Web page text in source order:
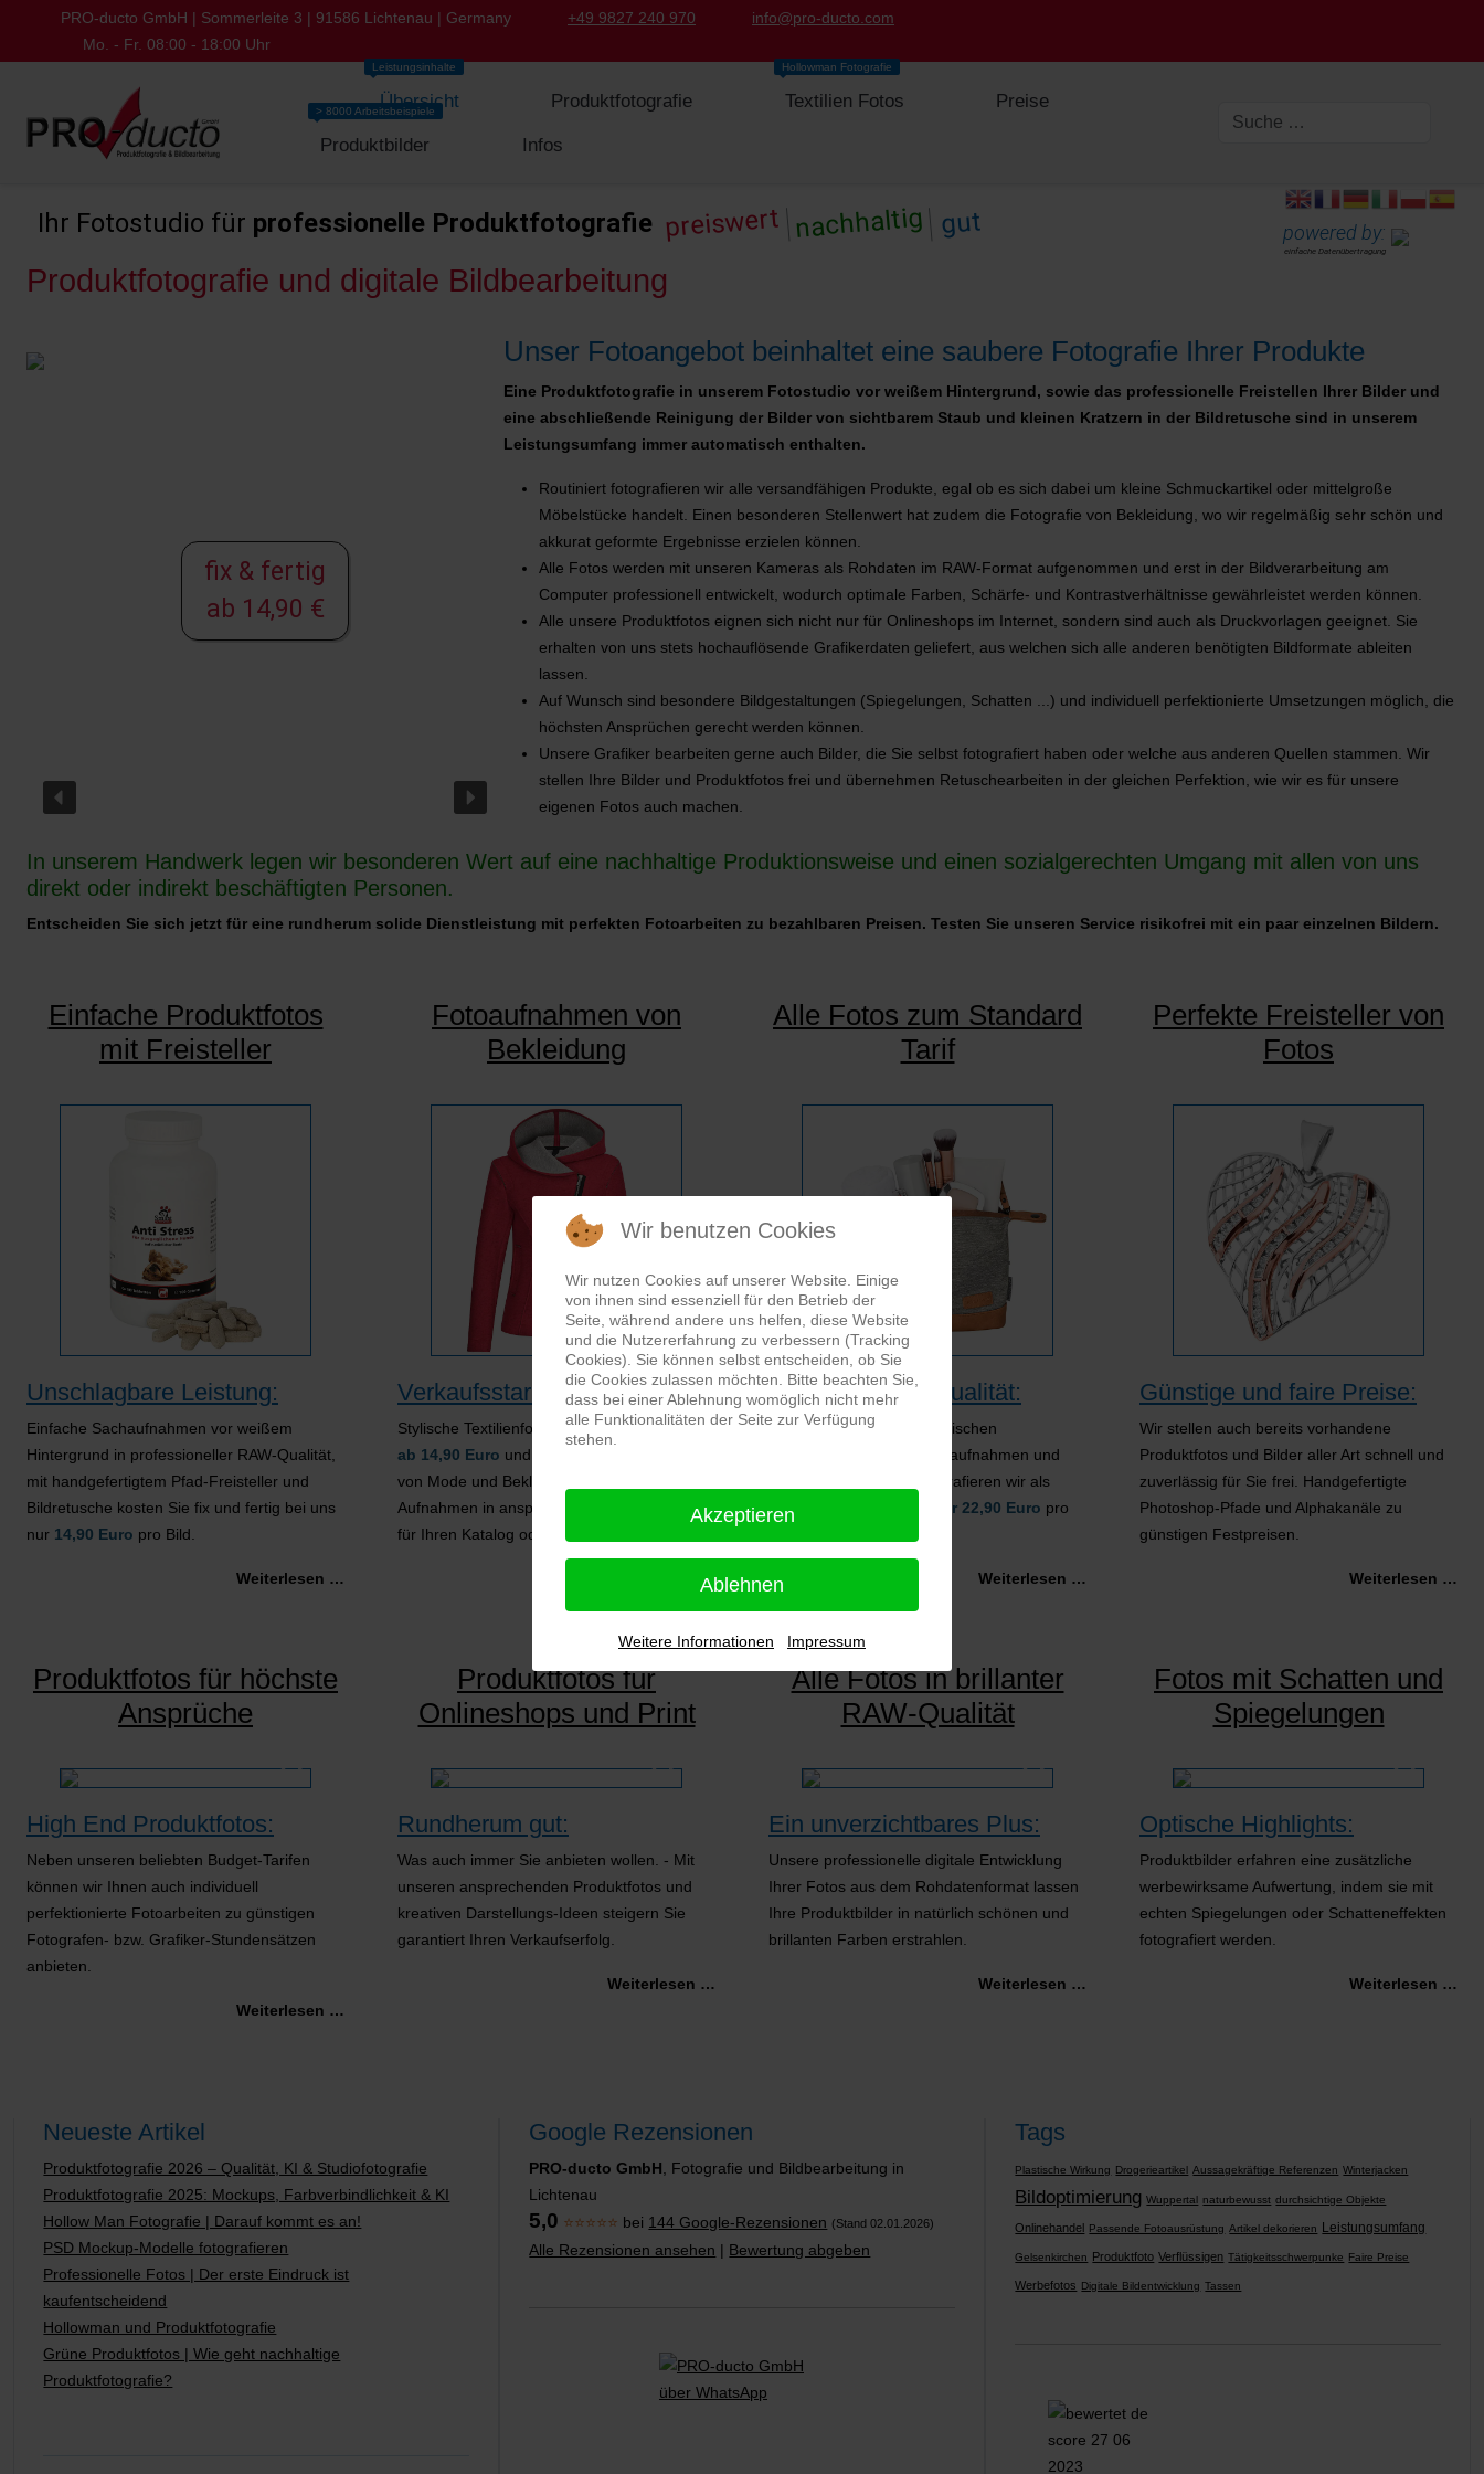
PRO-ducto GmbH | Sommerleite 3 | 91586 Lichtenau | Germany +49 9827 240 970
info@pro-ducto.com
Mo. - Fr. 08:00 - 18:00 Uhr
Übersicht
Leistungsinhalte
Produktfotografie Textilien Fotos
Hollowman Fotografie
Preise
Produktbilder
> 8000 Arbeitsbeispiele
Infos
Ihr Fotostudio für professionelle Produktfotografie preiswert nachhaltig gut
| | powered by:
einfache Datenübertragung
Produktfotografie und digitale Bildbearbeitung
fix & fertig
ab 14,90 €
Unser Fotoangebot beinhaltet eine saubere Fotografie Ihrer Produkte
Eine Produktfotografie in unserem Fotostudio vor weißem Hintergrund, sowie das professionelle Freistellen Ihrer Bilder und
eine abschließende Reinigung der Bilder von sichtbarem Staub und kleinen Kratzern in der Bildretusche sind in unserem
Leistungsumfang immer automatisch enthalten.
Routiniert fotografieren wir alle versandfähigen Produkte, egal ob es sich dabei um kleine Schmuckartikel oder mittelgroße
Möbelstücke handelt. Einen besonderen Stellenwert hat zudem die Fotografie von Bekleidung, wo wir regelmäßig sehr schön und
akkurat geformte Ergebnisse erzielen können.
Alle Fotos werden mit unseren Kameras als Rohdaten im RAW-Format aufgenommen und erst in der Bildverarbeitung am
Computer professionell entwickelt, wodurch optimale Farben, Schärfe- und Kontrastverhältnisse gewährleistet werden können.
Alle unsere Produktfotos eignen sich nicht nur für Onlineshops im Internet, sondern sind auch als Druckvorlagen geeignet. Sie
erhalten von uns stets hochauflösende Grafikerdaten geliefert, aus welchen sich alle anderen benötigten Bildformate ableiten
lassen.
Auf Wunsch sind besondere Bildgestaltungen (Spiegelungen, Schatten ...) und individuell perfektionierte Umsetzungen möglich, die
höchsten Ansprüchen gerecht werden können.
Unsere Grafiker bearbeiten gerne auch Bilder, die Sie selbst fotografiert haben oder welche aus anderen Quellen stammen. Wir
stellen Ihre Bilder und Produktfotos frei und übernehmen Retuschearbeiten in der gleichen Perfektion, wie wir es für unsere
eigenen Fotos auch machen.
In unserem Handwerk legen wir besonderen Wert auf eine nachhaltige Produktionsweise und einen sozialgerechten Umgang mit allen von uns
direkt oder indirekt beschäftigten Personen.
Entscheiden Sie sich jetzt für eine rundherum solide Dienstleistung mit perfekten Fotoarbeiten zu bezahlbaren Preisen. Testen Sie unseren Service risikofrei mit ein paar einzelnen Bildern.
Einfache Produktfotos
mit Freisteller
Unschlagbare Leistung:
Einfache Sachaufnahmen vor weißem
Hintergrund in professioneller RAW-Qualität,
mit handgefertigtem Pfad-Freisteller und
Bildretusche kosten Sie fix und fertig bei uns
nur 14,90 Euro pro Bild.
Weiterlesen …
Fotoaufnahmen von
Bekleidung
Verkaufsstarke Bilder:
Stylische Textilienfotos als Legeware
ab 14,90 Euro und Hollow Man-Aufnahmen
von Mode und Bekleidung. Wir produzieren
Aufnahmen in ansprechend geformter Optik
für Ihren Katalog oder Ihren Onlineshop.
Weiterlesen …
Alle Fotos zum Standard
Tarif
Überzeugende Qualität:
Produktfotos mit fototechnischen
Besonderheiten, Gruppenaufnahmen und
kleine Dekorationen fotografieren wir als
regulären Standard für
nur 22,90 Euro pro
Weiterlesen …
Perfekte Freisteller von
Fotos
Günstige und faire Preise:
Wir stellen auch bereits vorhandene
Produktfotos und Bilder aller Art schnell und
zuverlässig für Sie frei. Handgefertigte
Photoshop-Pfade und Alphakanäle zu
günstigen Festpreisen.
Weiterlesen …
Produktfotos für höchste
Ansprüche
High End Produktfotos:
Neben unseren beliebten Budget-Tarifen
können wir Ihnen auch individuell
perfektionierte Fotoarbeiten zu günstigen
Fotografen- bzw. Grafiker-Stundensätzen
anbieten.
Weiterlesen …
Produktfotos für
Onlineshops und Print
Rundherum gut:
Was auch immer Sie anbieten wollen. - Mit
unseren ansprechenden Produktfotos und
kreativen Darstellungs-Ideen steigern Sie
garantiert Ihren Verkaufserfolg.
Weiterlesen …
Alle Fotos in brillanter
RAW-Qualität
Ein unverzichtbares Plus:
Unsere professionelle digitale Entwicklung
Ihrer Fotos aus dem Rohdatenformat lassen
Ihre Produktbilder in natürlich schönen und
brillanten Farben erstrahlen.
Weiterlesen …
Fotos mit Schatten und
Spiegelungen
Optische Highlights:
Produktbilder erfahren eine zusätzliche
werbewirksame Aufwertung, indem sie mit
echten Spiegelungen oder Schatteneffekten
fotografiert werden.
Weiterlesen …
Neueste Artikel
Produktfotografie 2026 – Qualität, KI & Studiofotografie
Produktfotografie 2025: Mockups, Farbverbindlichkeit & KI
Hollow Man Fotografie | Darauf kommt es an!
PSD Mockup-Modelle fotografieren
Professionelle Fotos | Der erste Eindruck ist
kaufentscheidend
Hollowman und Produktfotografie
Grüne Produktfotos | Wie geht nachhaltige
Produktfotografie?
Google Rezensionen
PRO-ducto GmbH , Fotografie und Bildbearbeitung in
Lichtenau
5,0 ⭐⭐⭐⭐⭐ bei 144 Google-Rezensionen (Stand 02.01.2026)
Alle Rezensionen ansehen | Bewertung abgeben
Tags
Plastische Wirkung Drogerieartikel Aussagekräftige Referenzen Winterjacken
Bildoptimierung Wuppertal naturbewusst durchsichtige Objekte
Onlinehandel Passende Fotoausrüstung Artikel dekorieren Leistungsumfang
Gelsenkirchen Produktfoto Verflüssigen Tätigkeitsschwerpunke Faire Preise
Werbefotos Digitale Bildentwicklung Tassen
Wir benutzen Cookies
Wir nutzen Cookies auf unserer Website. Einige
von ihnen sind essenziell für den Betrieb der
Seite, während andere uns helfen, diese Website
und die Nutzererfahrung zu verbessern (Tracking
Cookies). Sie können selbst entscheiden, ob Sie
die Cookies zulassen möchten. Bitte beachten Sie,
dass bei einer Ablehnung womöglich nicht mehr
alle Funktionalitäten der Seite zur Verfügung
stehen.
Akzeptieren
Ablehnen
Weitere Informationen Impressum